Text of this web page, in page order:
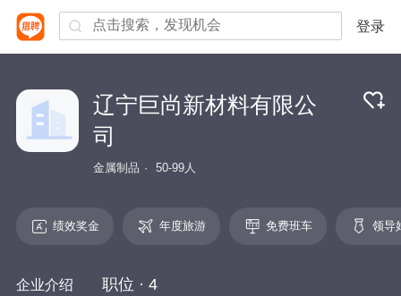
登录
辽宁巨尚新材料有限公
司
金属制品 50-99人
绩效奖金 年度旅游 免费班车 领导
企业介绍 职位 · 4